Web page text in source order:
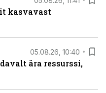
kasvavast
05.08.26, 10:40
ära ressurssi,